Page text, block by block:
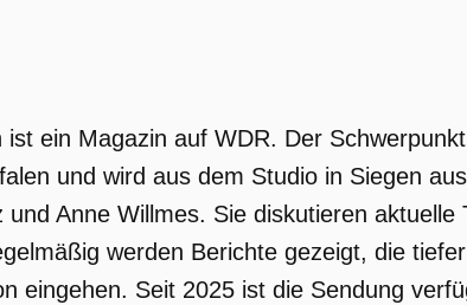
ist ein Magazin auf WDR. Der
und wird aus dem Studio in Siegen
Anne Willmes. Sie diskutieren
werden Berichte gezeigt, die
eingehen. Seit 2025 ist die Sendung